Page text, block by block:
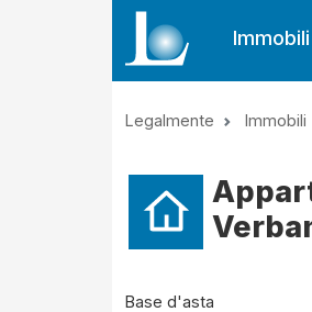
Immobili
Legalmente Immobili
Base d'asta